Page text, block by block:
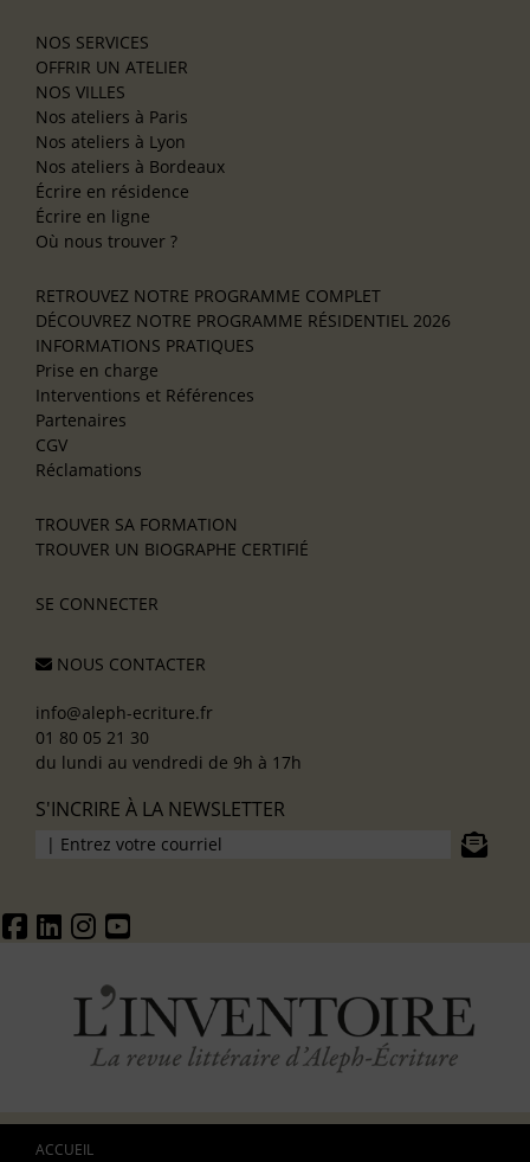
NOS SERVICES
OFFRIR UN ATELIER
NOS VILLES
Nos ateliers à Paris
Nos ateliers à Lyon
Nos ateliers à Bordeaux
Écrire en résidence
Écrire en ligne
Où nous trouver ?
RETROUVEZ NOTRE PROGRAMME COMPLET
DÉCOUVREZ NOTRE PROGRAMME RÉSIDENTIEL 2026
INFORMATIONS PRATIQUES
Prise en charge
Interventions et Références
Partenaires
CGV
Réclamations
TROUVER SA FORMATION
TROUVER UN BIOGRAPHE CERTIFIÉ
SE CONNECTER
NOUS CONTACTER
info@aleph-ecriture.fr
01 80 05 21 30
du lundi au vendredi de 9h à 17h
S'INCRIRE À LA NEWSLETTER
ACCUEIL